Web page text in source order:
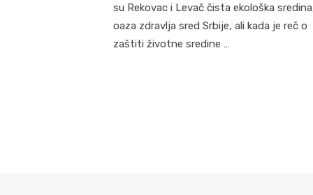
su Rekovac i Levač čista ekološka
oaza zdravlja sred Srbije, ali kada je reč o
zaštiti životne sredine …